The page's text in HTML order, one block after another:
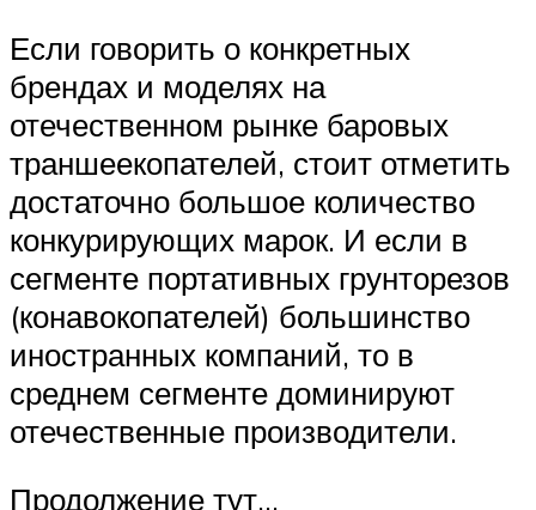
Если говорить о конкретных
брендах и моделях на
отечественном рынке баровых
траншеекопателей, стоит отметить
достаточно большое количество
конкурирующих марок. И если в
сегменте портативных грунторезов
(конавокопателей) большинство
иностранных компаний, то в
среднем сегменте доминируют
отечественные производители.
Продолжение тут…